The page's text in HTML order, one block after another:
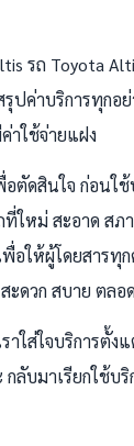
รถ Toyota
ปค่าบริการทุก
าใช้จ่ายแฝง
ตัดสินใจ ก่อนใ
ใหม่ สะอาด ส
อให้ผู้โดยสารทุ
ดวก สบาย ตลอ
ใส่ใจบริการตั้ง
ลับมาเรียกใช้บริ